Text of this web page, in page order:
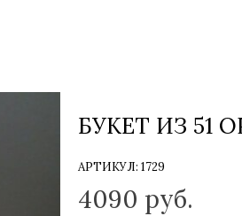
БУКЕТ ИЗ 51
АРТИКУЛ:1729
4090 руб.